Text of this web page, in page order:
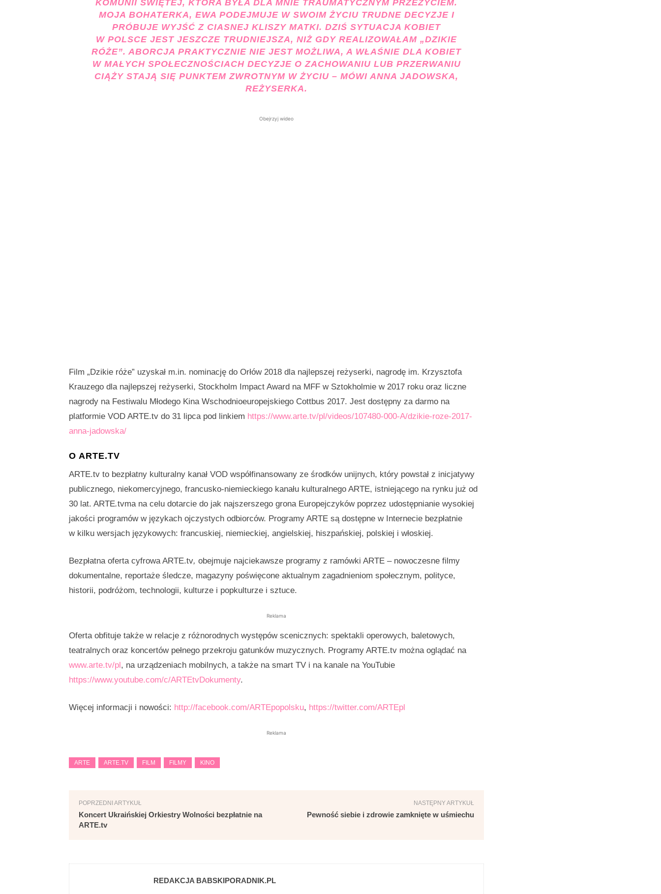
KOMUNII ŚWIĘTEJ, KTÓRA BYŁA DLA MNIE TRAUMATYCZNYM PRZEŻYCIEM.
MOJA BOHATERKA, EWA PODEJMUJE W SWOIM ŻYCIU TRUDNE DECYZJE I
PRÓBUJE WYJŚĆ Z CIASNEJ KLISZY MATKI. DZIŚ SYTUACJA KOBIET
W POLSCE JEST JESZCZE TRUDNIEJSZA, NIŻ GDY REALIZOWAŁAM „DZIKIE
RÓŻE”. ABORCJA PRAKTYCZNIE NIE JEST MOŻLIWA, A WŁAŚNIE DLA KOBIET
W MAŁYCH SPOŁECZNOŚCIACH DECYZJE O ZACHOWANIU LUB PRZERWANIU
CIĄŻY STAJĄ SIĘ PUNKTEM ZWROTNYM W ŻYCIU – MÓWI ANNA JADOWSKA,
REŻYSERKA.
Obejrzyj wideo
Film „Dzikie róże” uzyskał m.in. nominację do Orłów 2018 dla najlepszej reżyserki, nagrodę im. Krzysztofa
Krauzego dla najlepszej reżyserki, Stockholm Impact Award na MFF w Sztokholmie w 2017 roku oraz liczne
nagrody na Festiwalu Młodego Kina Wschodnioeuropejskiego Cottbus 2017. Jest dostępny za darmo na
platformie VOD ARTE.tv do 31 lipca pod linkiem https://www.arte.tv/pl/videos/107480-000-A/dzikie-roze-2017-
anna-jadowska/
O ARTE.TV
ARTE.tv to bezpłatny kulturalny kanał VOD współfinansowany ze środków unijnych, który powstał z inicjatywy
publicznego, niekomercyjnego, francusko-niemieckiego kanału kulturalnego ARTE, istniejącego na rynku już od
30 lat. ARTE.tvma na celu dotarcie do jak najszerszego grona Europejczyków poprzez udostępnianie wysokiej
jakości programów w językach ojczystych odbiorców. Programy ARTE są dostępne w Internecie bezpłatnie
w kilku wersjach językowych: francuskiej, niemieckiej, angielskiej, hiszpańskiej, polskiej i włoskiej.
Bezpłatna oferta cyfrowa ARTE.tv, obejmuje najciekawsze programy z ramówki ARTE – nowoczesne filmy
dokumentalne, reportaże śledcze, magazyny poświęcone aktualnym zagadnieniom społecznym, polityce,
historii, podróżom, technologii, kulturze i popkulturze i sztuce.
Reklama
Oferta obfituje także w relacje z różnorodnych występów scenicznych: spektakli operowych, baletowych,
teatralnych oraz koncertów pełnego przekroju gatunków muzycznych. Programy ARTE.tv można oglądać na
www.arte.tv/pl, na urządzeniach mobilnych, a także na smart TV i na kanale na YouTubie
https://www.youtube.com/c/ARTEtvDokumenty.
Więcej informacji i nowości: http://facebook.com/ARTEpopolsku, https://twitter.com/ARTEpl
Reklama
ARTE ARTE.TV FILM FILMY KINO
POPRZEDNI ARTYKUŁ
Koncert Ukraińskiej Orkiestry Wolności bezpłatnie na
ARTE.tv
NASTĘPNY ARTYKUŁ
Pewność siebie i zdrowie zamknięte w uśmiechu
REDAKCJA BABSKIPORADNIK.PL